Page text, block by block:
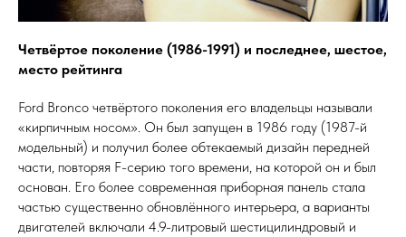
Четвёртое поколение (1986-1991) и последнее, шестое,
место рейтинга
Ford Bronco четвёртого поколения его владельцы называли
«кирпичным носом». Он был запущен в 1986 году (1987-й
модельный) и получил более обтекаемый дизайн передней
части, повторяя F-серию того времени, на которой он и был
основан. Его более современная приборная панель стала
частью существенно обновлённого интерьера, а варианты
двигателей включали 4.9-литровый шестицилиндровый и